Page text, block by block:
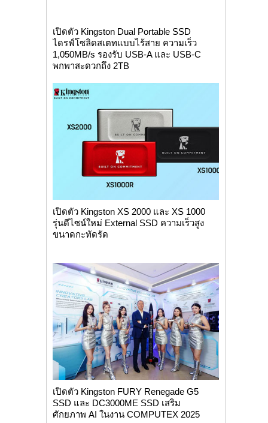
เปิดตัว Kingston Dual Portable SSD
ไดรฟ์โซลิดสเตทแบบไร้สาย ความเร็ว
1,050MB/s รองรับ USB-A และ USB-C
พกพาสะดวกถึง 2TB
เปิดตัว Kingston XS 2000 และ XS 1000
รุ่นดีไซน์ใหม่ External SSD ความเร็วสูง
ขนาดกะทัดรัด
เปิดตัว Kingston FURY Renegade G5
SSD และ DC3000ME SSD เสริม
ศักยภาพ AI ในงาน COMPUTEX 2025